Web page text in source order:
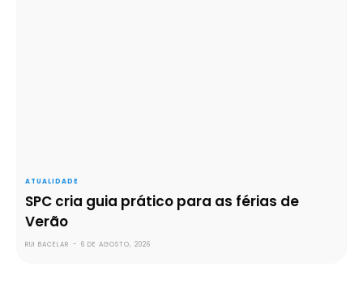
ATUALIDADE
SPC cria guia prático para as férias de
Verão
RUI BACELAR - 6 DE AGOSTO, 2026